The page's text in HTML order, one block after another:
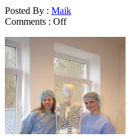
Posted By : Maik
Comments : Off